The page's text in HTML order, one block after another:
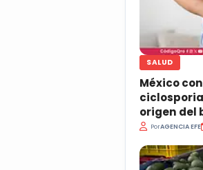
SALUD
México
origen del
PorAGENCIA EFE